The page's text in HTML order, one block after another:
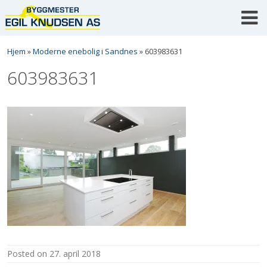
to
content
Hjem »Moderne enebolig i Sandnes » 603983631
603983631
posted on 27. april 2018